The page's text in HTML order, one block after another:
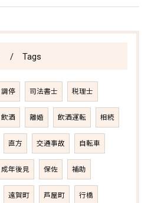
Tags
調停 司法書士 税理士
飲酒 離婚 飲酒運転 相続
直方 交通事故 自転車
成年後見 保佐 補助
遠賀町 芦屋町 行橋